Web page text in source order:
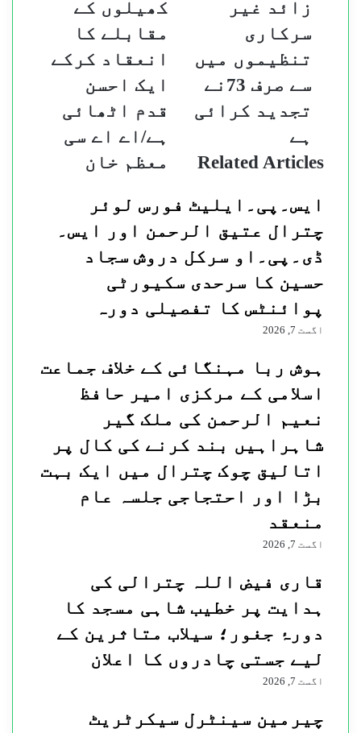
لئے
کھیلوں
کے
مقابلے
کرکے
ایک
قدم
اے
خان
کھیلوں کے
مقابلے کا
انعقاد کرکے
ایک احسن
قدم اٹھائی
ہے/اے اے سی
معظم خان
ہزار
سے
غیر
سرکاری
میں
صرف
73نے
زائد غیر
سرکاری
تنظیموں میں
سے صرف 73نے
تجدید کرائی
ہے
Related Articles
ایس۔پی۔ایلیٹ فورس لوئر
چترال عتیق الرحمن اور ایس۔
ڈی۔پی۔او سرکل دروش سجاد
حسین کا سرحدی سکیورٹی
پوائنٹس کا تفصیلی دورہ
اگست 7, 2026
ہوش ربا مہنگائی کے خلاف جماعت
اسلامی کے مرکزی امیر حافظ
نعیم الرحمن کی ملک گیر
شاہراہیں بند کرنے کی کال پر
اتالیق چوک چترال میں ایک بہت
بڑا اور احتجاجی جلسہ عام
منعقد
اگست 7, 2026
قاری فیض اللہ چترالی کی
ہدایت پر خطیب شاہی مسجد کا
دورۂ جغور؛ سیلاب متاثرین کے
لیے جستی چادروں کا اعلان
اگست 7, 2026
چیرمین سینٹرل سیکرٹریٹ